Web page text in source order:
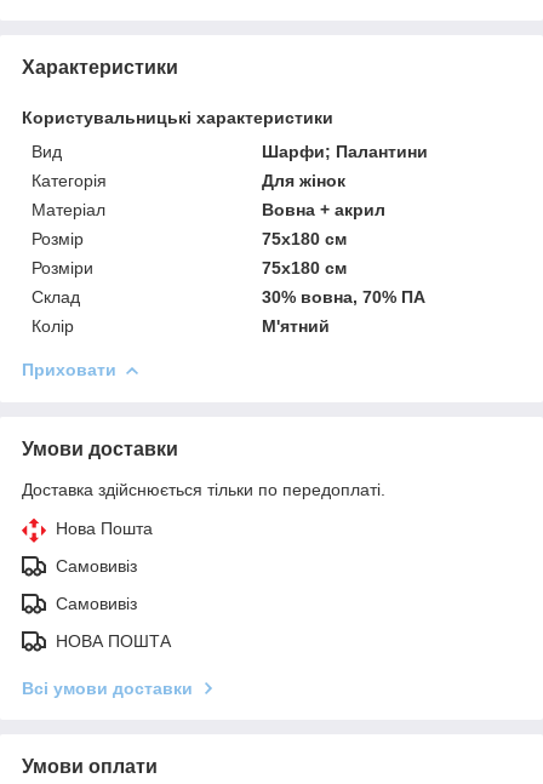
Характеристики
Користувальницькі характеристики
Вид
Шарфи; Палантини
Категорія
Для жінок
Матеріал
Вовна + акрил
Розмір
75х180 см
Розміри
75х180 см
Склад
30% вовна, 70% ПА
Колір
М'ятний
Приховати
Умови доставки
Доставка здійснюється тільки по передоплаті.
Нова Пошта
Самовивіз
Самовивіз
НОВА ПОШТА
Всі умови доставки
Умови оплати